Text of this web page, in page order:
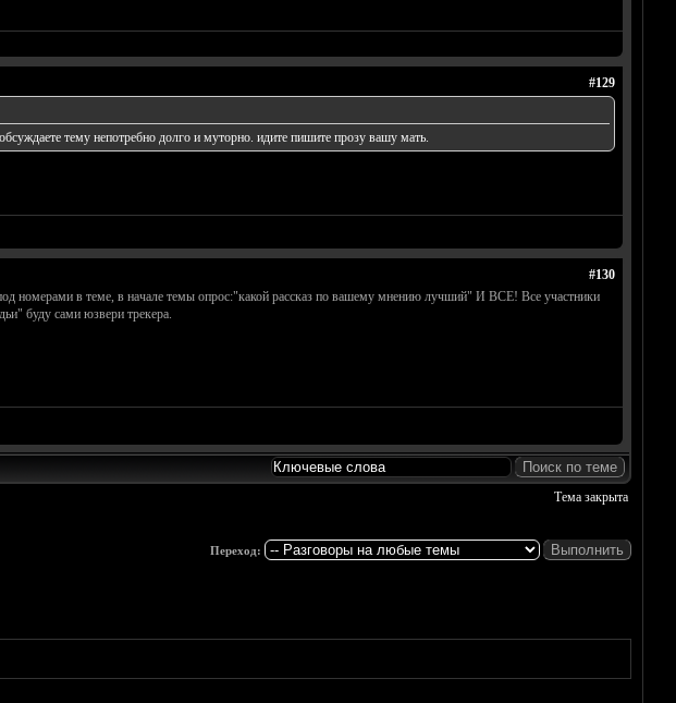
#129
тему непотребно долго и муторно. идите пишите прозу вашу мать.
#130
номерами в теме, в начале темы опрос:"какой рассказ по вашему мнению лучший" И ВСЕ! Все участники
буду сами юзвери трекера.
Тема закрыта
Переход: